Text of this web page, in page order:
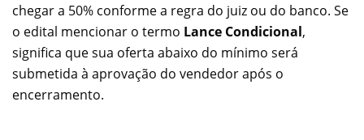
chegar a 50% conforme a regra do juiz ou do banco. Se
o edital mencionar o termo Lance Condicional,
significa que sua oferta abaixo do mínimo será
submetida à aprovação do vendedor após o
encerramento.